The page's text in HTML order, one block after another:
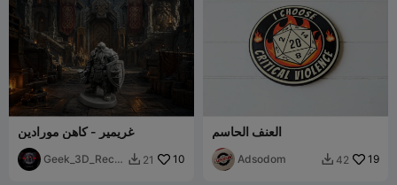
غريمير - كاهن مورادين
Geek_3D_Recif
 21 10
العنف الحاسم
Adsodom  42 19